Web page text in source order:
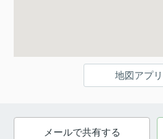
地図アプ
メールで共有する